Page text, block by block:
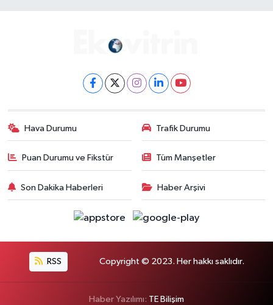
Hava Durumu Trafik Durumu
Puan Durumu ve Fikstür Tüm Manşetler
Son Dakika Haberleri Haber Arşivi
RSS Copyright © 2023. Her hakkı saklıdır.
Haber Yazılımı: TE Bilişim